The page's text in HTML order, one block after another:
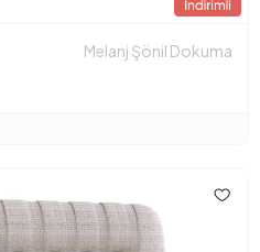
Melanj Şönil Dokuma